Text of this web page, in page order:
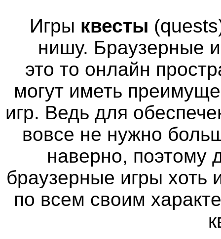
Игры квесты
нишу. Браузерные
это то онлайн
могут иметь
игр. Ведь для
вовсе не нужно
наверно, поэтому
браузерные игры хоть
по всем своим